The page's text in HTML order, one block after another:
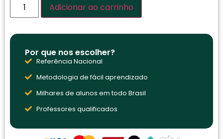
Adicionar ao carrinho
Por que nos escolher?
Referência Nacional
Metodologia de fácil aprendizado
Milhares de alunos em todo Brasil
Professores qualificados